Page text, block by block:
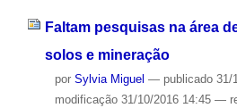
Faltam pesquisas na área
solos e mineração
por Sylvia Miguel — publicado31/
modificação31/10/2016 14:45 —